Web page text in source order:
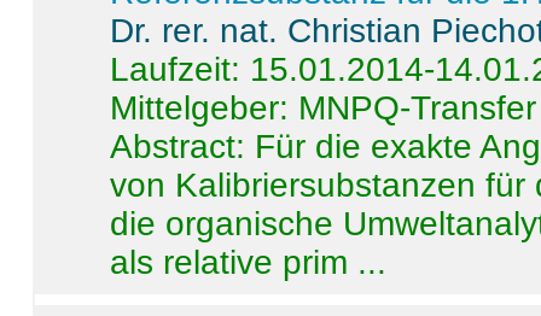
Dr. rer. nat. Christian
Laufzeit: 15.01.2014-
Mittelgeber: MNPQ-Transfer
Abstract: Für die exakte
von Kalibriersubstanzen
die organische
als relative prim ...